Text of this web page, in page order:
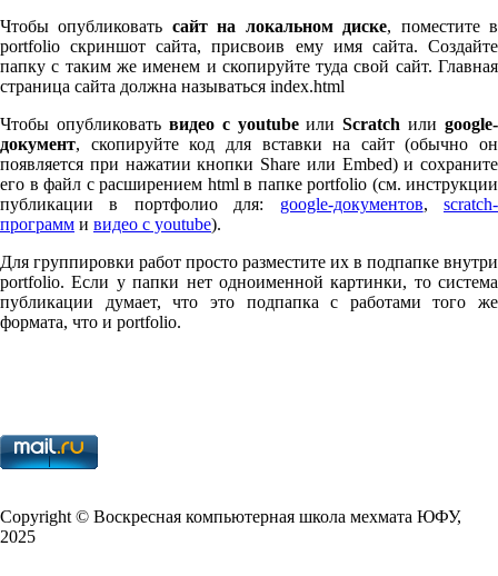
Чтобы опубликовать сайт на локальном диске, поместите в
port­fo­lio скриншот сайта, присвоив ему имя сайта. Создайте
папку с таким же именем и скопируйте туда свой сайт. Главная
страница сайта должна называться index.html
Чтобы опубликовать видео с youtubeилиScratch или google-
документ, скопируйте код для вставки на сайт (обычно он
появляется при нажатии кнопки Share или Embed) и сохраните
его в файл с расширением html в папке port­fo­lio (см. инструкции
публикации в портфолио для: google-документов,scratch-
программ и видео с youtube).
Для группировки работ просто разместите их в подпапке внутри
port­fo­lio. Если у папки нет одноименной картинки, то система
публикации думает, что это подпапка с работами того же
формата, что и port­fo­lio.
Copy­right © Воскресная компьютерная школа мехмата ЮФУ,
2025